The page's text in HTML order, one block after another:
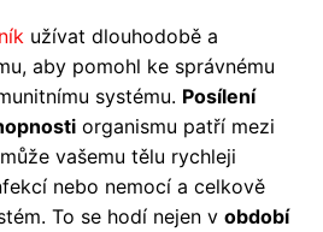
užívat dlouhodobě a
aby pomohl ke správnému
systému. Posílení
organismu patří mezi
vašemu tělu rychleji
nebo nemocí a celkově
To se hodí nejen v období